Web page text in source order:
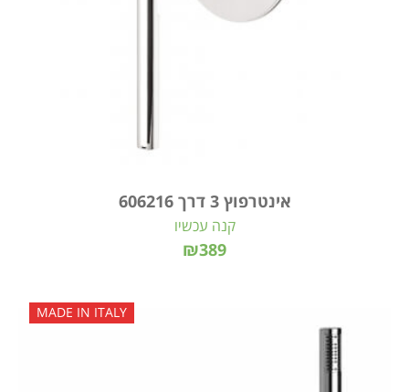
אינטרפוץ 3 דרך 606216
₪389
קנה עכשיו
MADE IN ITALY